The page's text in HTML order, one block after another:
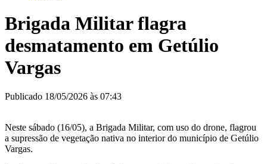
Brigada Militar flagra
desmatamento em Getúlio
Vargas
Publicado 18/05/2026 às 07:43
Neste sábado (16/05), a Brigada Militar, com uso do drone, flagrou
a supressão de vegetação nativa no interior do município de Getúlio
Vargas.